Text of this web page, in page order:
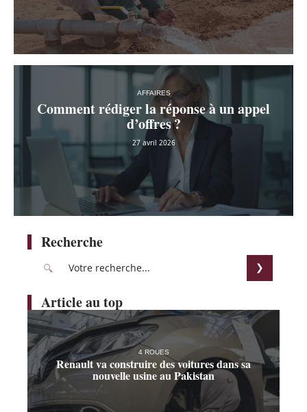
AFFAIRES
Comment rédiger la réponse à un appel
d’offres ?
27 avril 2026
Recherche
Article au top
4 ROUES
Renault va construire des voitures dans sa
nouvelle usine au Pakistan